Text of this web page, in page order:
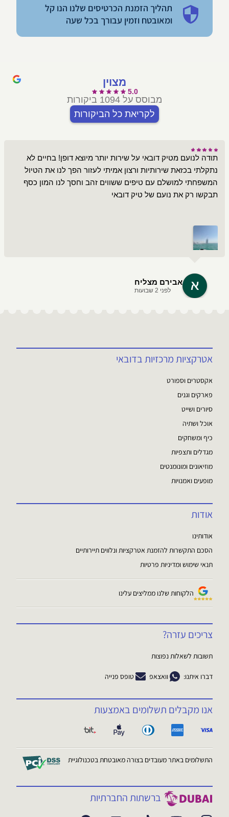
תהליך הזמנת הכרטיסים שלנו הנו קל
ומאובטח וזמין עבורך בכל שעה
מצוין
5.0
מבוסס על 1094 ביקורות
לקריאת כל הביקורות
תודה לנועם מטיק דובאי על שירות יותר מיוצא דופן! בחיים לא
נתקלתי בכזאת שירותיות ורצון אמיתי לעזור הפך לנו את הטיול
המשפחתי למושלם עם טיפים ששווים זהב וחסך לנו המון כסף
תבקשו רק את נועם של טיק דובאי
אבירם מצליח
לפני 2 שבועות
אטרקציות מרכזיות בדובאי
אקסטרים וספורט
פארקים וגנים
סיורים ושייט
אוכל ושתיה
כיף ומשחקים
מגדלים ותצפיות
מוזיאונים ומונומנטים
מופעים ואמנויות
אודות
אודותינו
הסכם התקשרות להזמנת אטרקציות ונלווים תיירותיים
תנאי שימוש ומדיניות פרטיות
הלקוחות שלנו ממליצים עלינו
צריכים עזרה?
תשובות לשאלות נפוצות
דברו איתנו: וואצאפ טופס פנייה
אנו מקבלים תשלומים באמצעות
התשלומים באתר מעובדים בצורה מאובטחת בטכנולוגיית
ברשתות החברתיות